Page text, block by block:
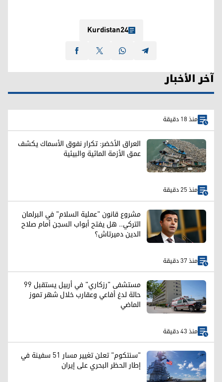
Kurdistan24
آخر الأخبار
منذ 18 دقيقة
العراق الأخضر: تكرار نفوق الأسماك يكشف
عمق الأزمة المائية والبيئية
منذ 25 دقيقة
مشروع قانون "عملية السلام" في البرلمان
التركي.. هل يفتح أبواب السجن أمام صلاح
الدين دميرتاش؟
منذ 37 دقيقة
مستشفى "رزكاري" في أربيل يستقبل 99
حالة لدغ أفاعي وعقارب خلال شهر تموز
الماضي
منذ 43 دقيقة
"سنتكوم" تعلن تغيير مسار 51 سفينة في
إطار الحظر البحري على إيران